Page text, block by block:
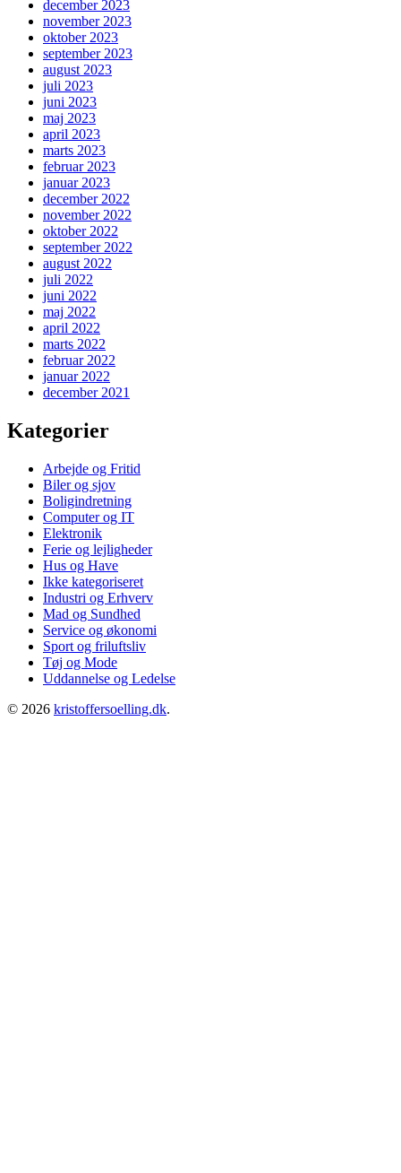
december 2023
november 2023
oktober 2023
september 2023
august 2023
juli 2023
juni 2023
maj 2023
april 2023
marts 2023
februar 2023
januar 2023
december 2022
november 2022
oktober 2022
september 2022
august 2022
juli 2022
juni 2022
maj 2022
april 2022
marts 2022
februar 2022
januar 2022
december 2021
Kategorier
Arbejde og Fritid
Biler og sjov
Boligindretning
Computer og IT
Elektronik
Ferie og lejligheder
Hus og Have
Ikke kategoriseret
Industri og Erhverv
Mad og Sundhed
Service og økonomi
Sport og friluftsliv
Tøj og Mode
Uddannelse og Ledelse
© 2026 kristoffersoelling.dk.